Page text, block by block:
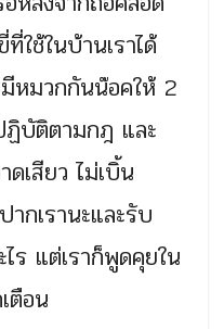
ใช้ในบ้านเราได้
หมวกกันน๊อคให้ 2
ฏิบัติตามกฎ และ
ดเสียว ไม่เบิ้น
กเรานะและรับ
ไร แต่เราก็พูดคุยใน
ตือน